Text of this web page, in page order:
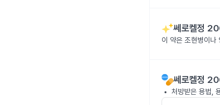
쎄로켈정
이 약은 조현병이나
쎄로켈정
처방받은 용법,